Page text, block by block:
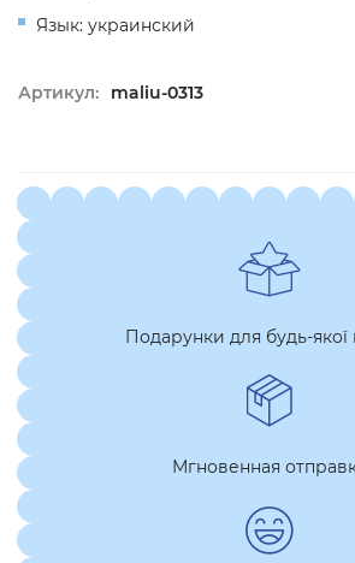
Язык: украинский
Артикул: maliu-0313
Подарунки для будь-якої
Мгновенная